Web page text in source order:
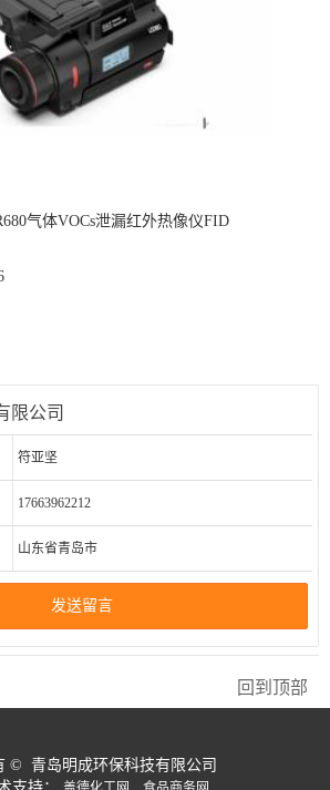
气体VOCs泄漏红外热像仪FID
限公司
符亚坚
17663962212
山东省青岛市
发送留言
回到顶部
© 青岛明成环保科技有限公司